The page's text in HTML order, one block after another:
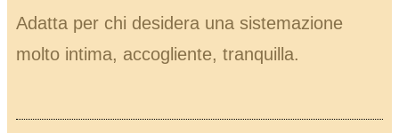
Adatta per chi desidera una sistemazione
molto intima, accogliente, tranquilla.